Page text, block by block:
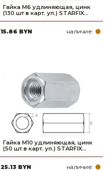
Гайка М6 удлиняющая, цинк
(130 шт в карт. уп.) STARFIX...
15.86 BYN наличие:
Гайка М10 удлиняющая, цинк
(50 шт в карт. уп.) STARFIX...
25.13 BYN наличие: